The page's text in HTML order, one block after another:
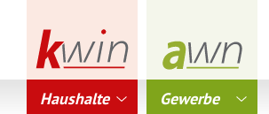
Haushalte Gewerbe